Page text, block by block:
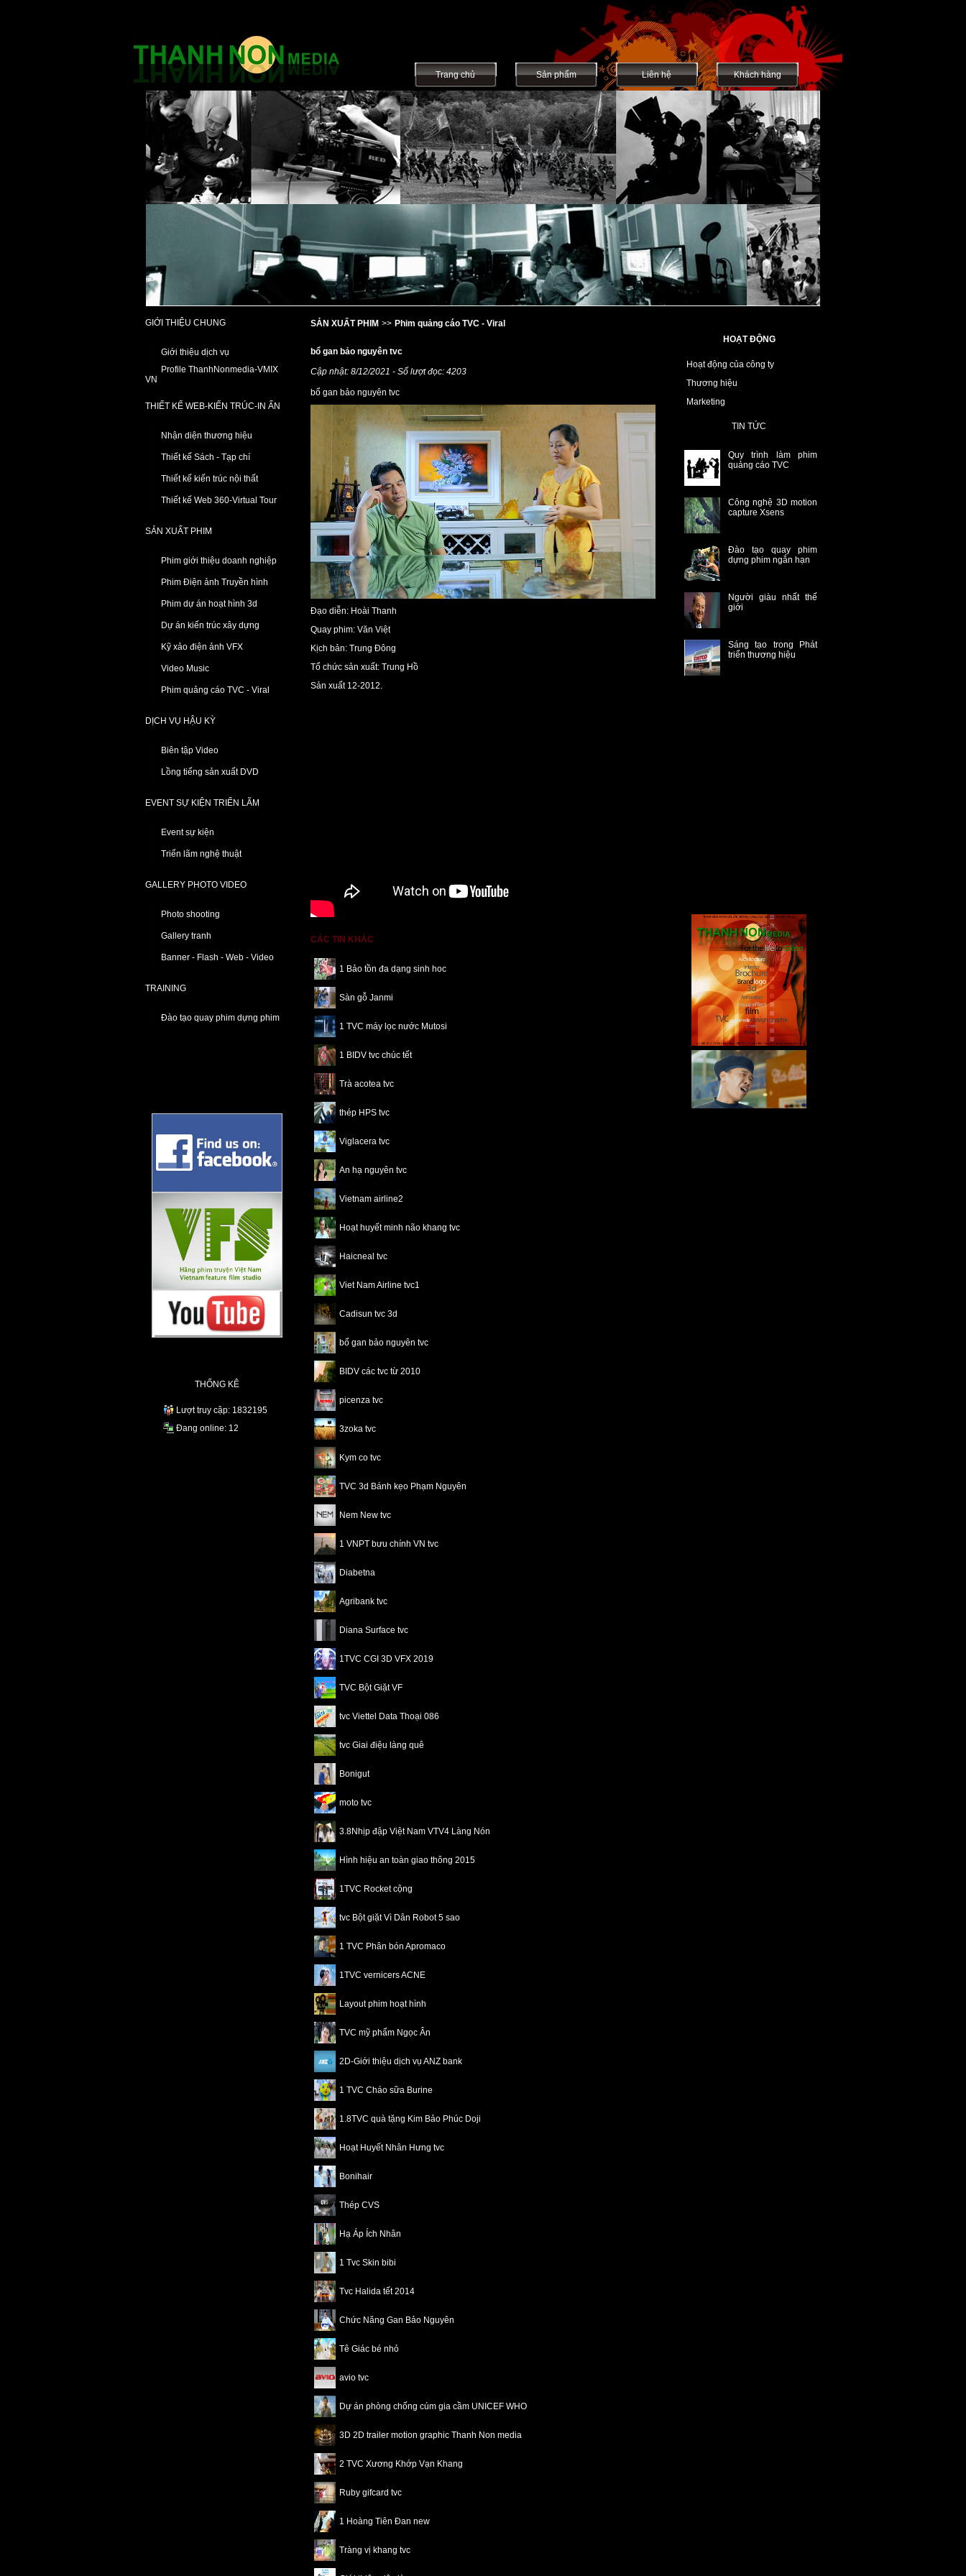
Trang chủ Sản phẩm Liên hệ Khách hàng
GIỚI THIỆU CHUNG
Giới thiệu dịch vụ
Profile ThanhNonmedia-VMIX
VN
THIẾT KẾ WEB-KIẾN TRÚC-IN ẤN
Nhận diện thương hiệu
Thiết kế Sách - Tạp chí
Thiết kế kiến trúc nội thất
Thiết kế Web 360-Virtual Tour
SẢN XUẤT PHIM
Phim giới thiệu doanh nghiệp
Phim Điện ảnh Truyền hình
Phim dự án hoạt hình 3d
Dự án kiến trúc xây dựng
Kỹ xảo điện ảnh VFX
Video Music
Phim quảng cáo TVC - Viral
DỊCH VỤ HẬU KỲ
Biên tập Video
Lồng tiếng sản xuất DVD
EVENT SỰ KIỆN TRIỂN LÃM
Event sự kiện
Triển lãm nghệ thuật
GALLERY PHOTO VIDEO
Photo shooting
Gallery tranh
Banner - Flash - Web - Video
TRAINING
Đào tạo quay phim dựng phim
THỐNG KÊ
Lượt truy cập: 1832195
Đang online: 12
SẢN XUẤT PHIM >> Phim quảng cáo TVC - Viral
bổ gan bảo nguyên tvc
Cập nhật: 8/12/2021 - Số lượt đọc: 4203
bổ gan bảo nguyên tvc
Đạo diễn: Hoài Thanh
Quay phim: Văn Việt
Kịch bản: Trung Đông
Tổ chức sản xuất: Trung Hồ
Sản xuất 12-2012.
CÁC TIN KHÁC
1 Bảo tồn đa dạng sinh hoc
Sàn gỗ Janmi
1 TVC máy lọc nước Mutosi
1 BIDV tvc chúc tết
Trà acotea tvc
thép HPS tvc
Viglacera tvc
An hạ nguyên tvc
Vietnam airline2
Hoạt huyết minh não khang tvc
Haicneal tvc
Viet Nam Airline tvc1
Cadisun tvc 3d
bổ gan bảo nguyên tvc
BIDV các tvc từ 2010
picenza tvc
3zoka tvc
Kym co tvc
TVC 3d Bánh kẹo Phạm Nguyên
Nem New tvc
1 VNPT bưu chính VN tvc
Diabetna
Agribank tvc
Diana Surface tvc
1TVC CGI 3D VFX 2019
TVC Bột Giặt VF
tvc Viettel Data Thoại 086
tvc Giai điệu làng quê
Bonigut
moto tvc
3.8Nhịp đập Việt Nam VTV4 Làng Nón
Hình hiệu an toàn giao thông 2015
1TVC Rocket cộng
tvc Bột giặt Vì Dân Robot 5 sao
1 TVC Phân bón Apromaco
1TVC vernicers ACNE
Layout phim hoạt hình
TVC mỹ phẩm Ngọc Ân
2D-Giới thiệu dịch vụ ANZ bank
1 TVC Cháo sữa Burine
1.8TVC quà tặng Kim Bảo Phúc Doji
Hoạt Huyết Nhân Hưng tvc
Bonihair
Thép CVS
Hạ Áp Ích Nhân
1 Tvc Skin bibi
Tvc Halida tết 2014
Chức Năng Gan Bảo Nguyên
Tê Giác bé nhỏ
avio tvc
Dự án phòng chống cúm gia cầm UNICEF WHO
3D 2D trailer motion graphic Thanh Non media
2 TVC Xương Khớp Vạn Khang
Ruby gifcard tvc
1 Hoàng Tiên Đan new
Tràng vị khang tvc
HOẠT ĐỘNG
Hoạt động của công ty
Thương hiệu
Marketing
TIN TỨC
Quy trình làm phim
quảng cáo TVC
Công nghệ 3D motion
capture Xsens
Đào tạo quay phim
dựng phim ngắn hạn
Người giàu nhất thế
giới
Sáng tạo trong Phát
triển thương hiệu